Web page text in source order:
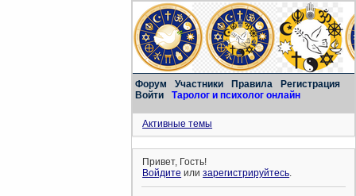
Форум Участники Правила
Регистрация
Войти
Таролог и психолог онлайн
Активные темы
Привет, Гость!
Войдите илизарегистрируйтесь.